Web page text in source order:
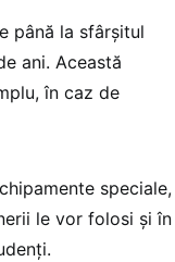
până la sfârșitul
ani. Această
în caz de
speciale,
le vor folosi și în